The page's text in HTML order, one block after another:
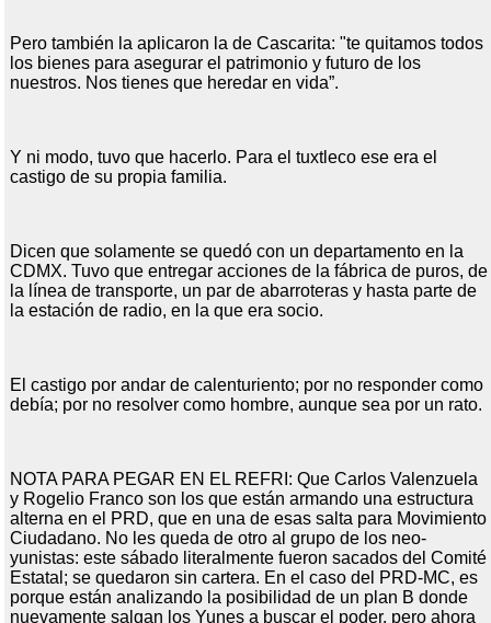
Pero también la aplicaron la de Cascarita: "te quitamos todos
los bienes para asegurar el patrimonio y futuro de los
nuestros. Nos tienes que heredar en vida”.
Y ni modo, tuvo que hacerlo. Para el tuxtleco ese era el
castigo de su propia familia.
Dicen que solamente se quedó con un departamento en la
CDMX. Tuvo que entregar acciones de la fábrica de puros, de
la línea de transporte, un par de abarroteras y hasta parte de
la estación de radio, en la que era socio.
El castigo por andar de calenturiento; por no responder como
debía; por no resolver como hombre, aunque sea por un rato.
NOTA PARA PEGAR EN EL REFRI: Que Carlos Valenzuela
y Rogelio Franco son los que están armando una estructura
alterna en el PRD, que en una de esas salta para Movimiento
Ciudadano. No les queda de otro al grupo de los neo-
yunistas: este sábado literalmente fueron sacados del Comité
Estatal; se quedaron sin cartera. En el caso del PRD-MC, es
porque están analizando la posibilidad de un plan B donde
nuevamente salgan los Yunes a buscar el poder, pero ahora